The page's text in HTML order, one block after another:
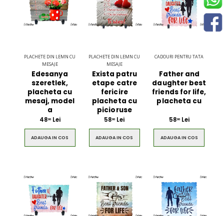
PLACHETE DIN LEMN CU
MESAJE
Edesanya
szeretlek,
placheta cu
mesaj, model
a
4800Lei
ADAUGA IN COS
PLACHETE DIN LEMN CU
MESAJE
Exista patru
etape catre
fericire
placheta cu
picioruse
5800 Lei
ADAUGA IN COS
CADOURI PENTRU TATA
Father and
daughter best
friends for life,
placheta cu
5800Lei
ADAUGA IN COS